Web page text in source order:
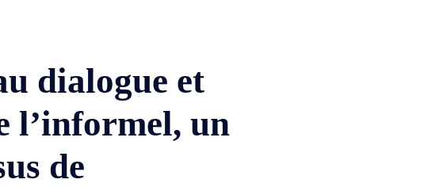
dialogue et
l’informel, un
de